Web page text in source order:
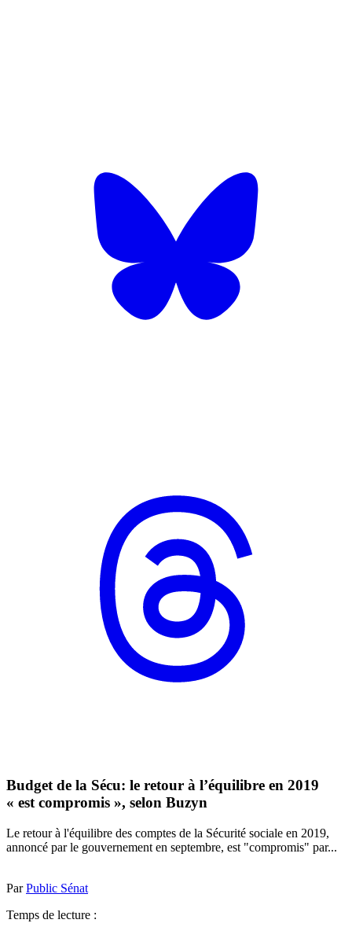
Budget de la Sécu: le retour à l’équilibre en 2019
« est compromis », selon Buzyn
Le retour à l'équilibre des comptes de la Sécurité sociale en 2019,
annoncé par le gouvernement en septembre, est "compromis" par...
ParPublic Sénat
Temps de lecture :